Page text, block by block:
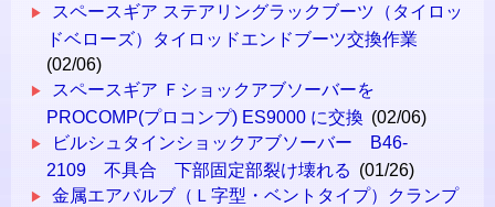
スペースギア ステアリングラックブーツ（タイロッ
ドベローズ）タイロッドエンドブーツ交換作業
(02/06)
スペースギア Ｆショックアブソーバーを
PROCOMP(プロコンプ) ES9000 に交換 (02/06)
ビルシュタインショックアブソーバー B46-
2109 不具合 下部固定部裂け壊れる (01/26)
金属エアバルブ（Ｌ字型・ベントタイプ）クランプ